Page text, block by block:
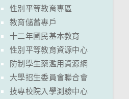
性別平等教育專區
教育儲蓄專戶
十二年國民基本教育
性別平等教育資源中心
防制學生藥濫用資源網
大學招生委員會聯合會
技專校院入學測驗中心